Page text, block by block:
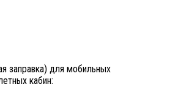
заправка) для мобильных
кабин: